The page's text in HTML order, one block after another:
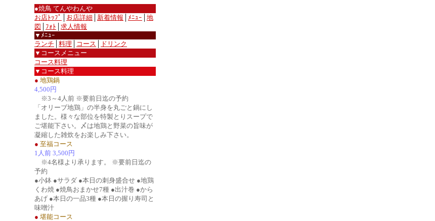
●焼鳥 てんやわんや
お店ﾄｯﾌﾟ
お店詳細 新着情報 ﾒﾆｭｰ
地
図
ﾌｫﾄ
求人情報
▼ﾒﾆｭｰ
ランチ
料理 コース
ドリンク
▼コースメニュー
コース料理
▼コース料理
● 地鶏鍋
4,500円
※3～4人前 ※要前日迄の予約
「オリーブ地鶏」の半身を丸ごと鍋にし
ました。様々な部位を特製とりスープで
ご堪能下さい。〆は地鶏と野菜の旨味が
凝縮した雑炊をお楽しみ下さい。
● 至福コース
1人前 3,500円
※4名様より承ります。 ※要前日迄の
予約
●小鉢 ●サラダ ●本日の刺身盛合せ ●地鶏
くわ焼 ●焼鳥おまかせ7種 ●出汁巻 ●から
あげ ●本日の一品3種 ●本日の握り寿司と
味噌汁
● 堪能コース